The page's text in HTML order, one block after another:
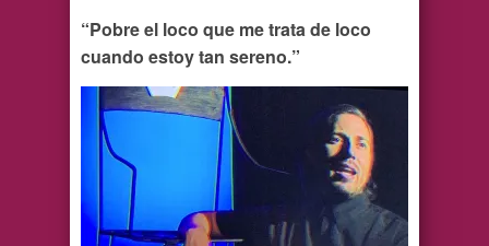
“Pobre el loco que me trata de loco
cuando estoy tan sereno.”